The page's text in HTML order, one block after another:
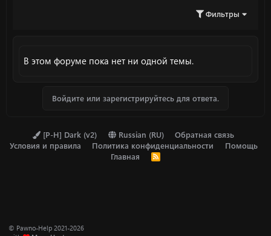
Фильтры
В этом форуме пока нет ни одной темы.
Войдите или зарегистрируйтесь для ответа.
[P-H] Dark (v2) Russian (RU)
Обратная связь
Условия и правила
Политика конфиденциальности
Помощь
Главная
R
© Pawno-Help 2021-2026